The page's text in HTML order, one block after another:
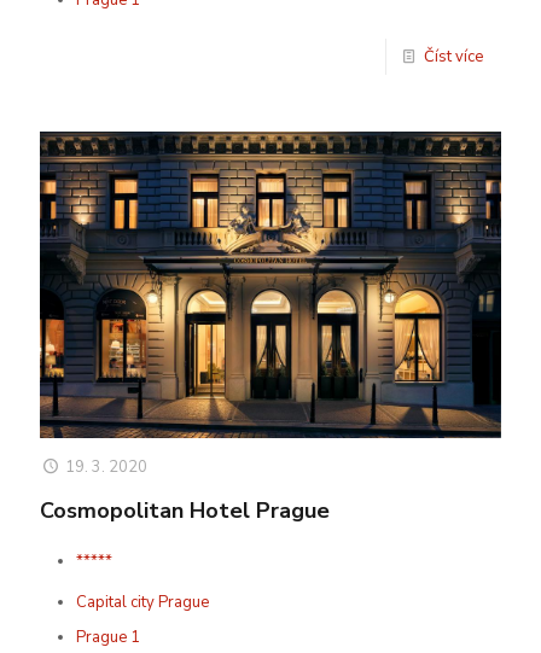
Číst více
19. 3. 2020
Cosmopolitan Hotel Prague
*****
Capital city Prague
Prague 1